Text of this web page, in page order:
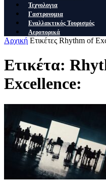
Τεχνολογια
Γαστρονομια
Εναλλακτικός Τουρισμός
Αεροπορικά
Αρχική Ετικέτες Rhythm of
Ετικέτα:
Excellence: